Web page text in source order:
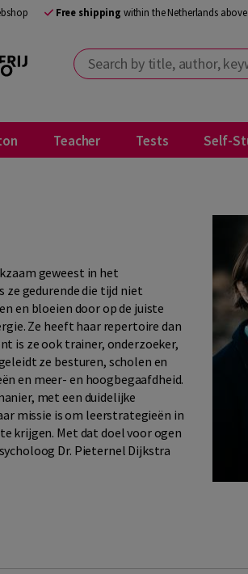
Free shipping within the Netherlands above
Search by title, author, keyword
Teacher Tests Self-
geweest in het
ze gedurende die tijd niet
en bloeien door op de juiste
Ze heeft haar repertoire dan
is ze ook trainer, onderzoeker,
ze besturen, scholen en
en meer- en hoogbegaafdheid.
met een duidelijke
missie is om leerstrategieën in
krijgen. Met dat doel voor ogen
Dr. Pieternel Dijkstra